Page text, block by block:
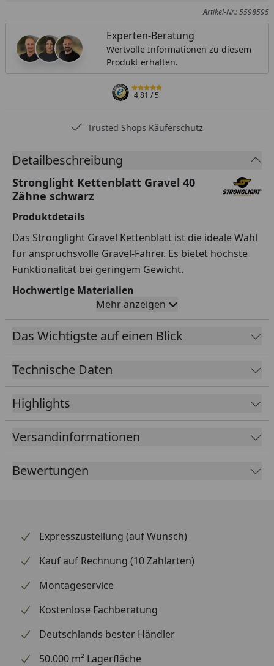
Artikel-Nr.: 5598595
Experten-Beratung
Wertvolle Informationen zu diesem
Produkt erhalten.
4,81/ 5
Trusted Shops Käuferschutz
Detailbeschreibung
Stronglight Kettenblatt Gravel 40
Zähne schwarz
Produktdetails
Das Stronglight Gravel Kettenblatt ist die ideale Wahl
für anspruchsvolle Gravel-Fahrer. Es bietet höchste
Funktionalität bei geringem Gewicht.
Hochwertige Materialien
Gefertigt aus Aluminium 7075 T6, kombiniert mit CT2
Kettenblatt für minimale Reibung und maximale
Entwickelt, um perfekt mit SRAM Red/Force/Rival 22
für präzises und zuverlässiges Schalten.
Mehr anzeigen
Das Wichtigste auf einen Blick
Technische Daten
Highlights
Versandinformationen
Bewertungen
Expresszustellung (auf Wunsch)
Kauf auf Rechnung (10 Zahlarten)
Montageservice
Kostenlose Fachberatung
Deutschlands bester Händler
50.000 m² Lagerfläche